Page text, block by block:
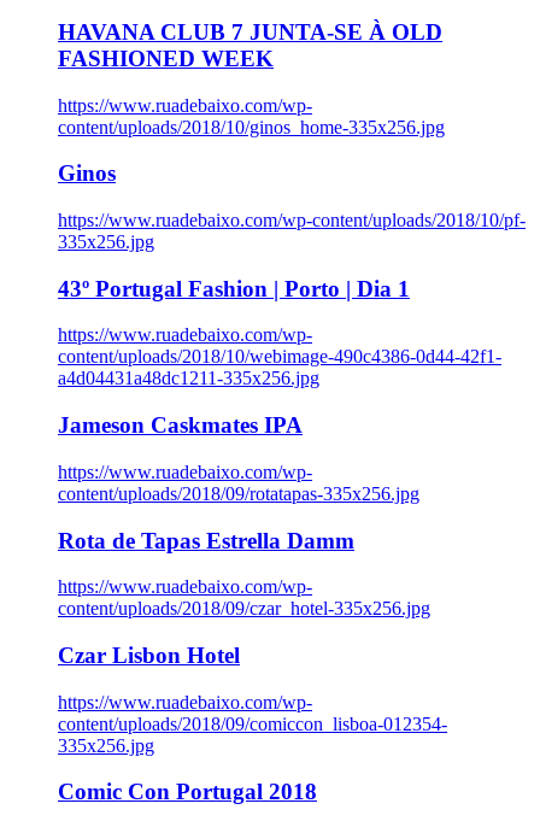
HAVANA CLUB 7 JUNTA-SE À OLD
FASHIONED WEEK
https://www.ruadebaixo.com/wp-
content/uploads/2018/10/ginos_home-335x256.jpg
Ginos
https://www.ruadebaixo.com/wp-content/uploads/2018/10/pf-
335x256.jpg
43º Portugal Fashion | Porto | Dia 1
https://www.ruadebaixo.com/wp-
content/uploads/2018/10/webimage-490c4386-0d44-42f1-
a4d04431a48dc1211-335x256.jpg
Jameson Caskmates IPA
https://www.ruadebaixo.com/wp-
content/uploads/2018/09/rotatapas-335x256.jpg
Rota de Tapas Estrella Damm
https://www.ruadebaixo.com/wp-
content/uploads/2018/09/czar_hotel-335x256.jpg
Czar Lisbon Hotel
https://www.ruadebaixo.com/wp-
content/uploads/2018/09/comiccon_lisboa-012354-
335x256.jpg
Comic Con Portugal 2018